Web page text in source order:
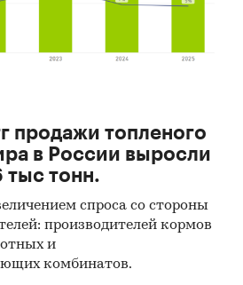
продажи топленого
в России выросли
тыс тонн.
спроса со стороны
производителей кормов
и
комбинатов.